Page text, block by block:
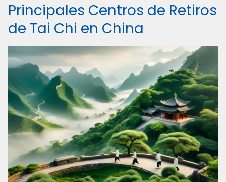
Principales Centros de Retiros
de Tai Chi en China